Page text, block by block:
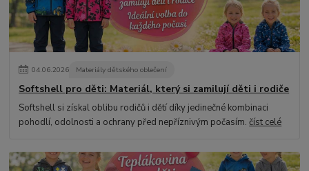
04.06.2026 Materiály dětského oblečení
Softshell pro děti: Materiál, který si zamilují děti i rodiče
Softshell si získal oblibu rodičů i dětí díky jedinečné kombinaci
pohodlí, odolnosti a ochrany před nepříznivým počasím.číst celé